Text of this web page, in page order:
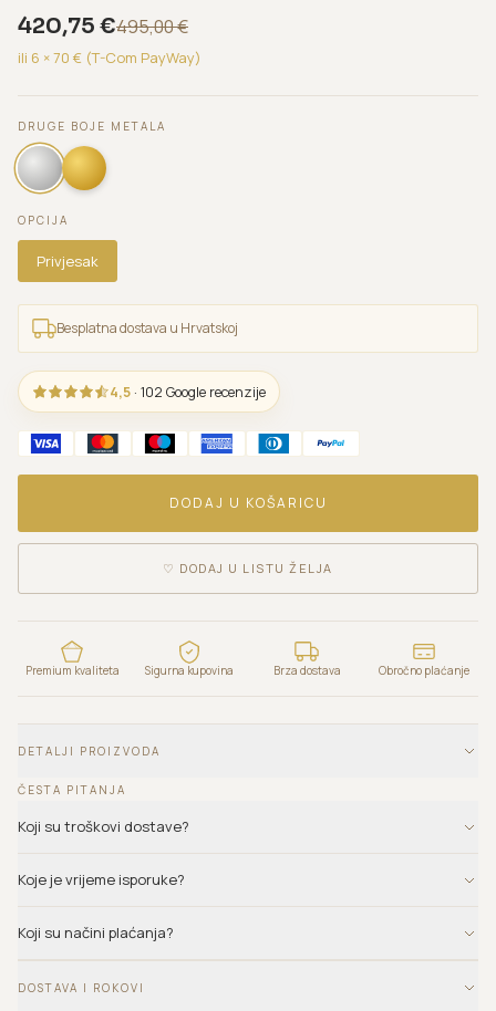
420,75 €495,00€
ili 6 ×70 € (T-Com PayWay)
DRUGE BOJE METALA
OPCIJA
Privjesak
Besplatna dostava u Hrvatskoj
4,5 · 102 Google recenzije
DODAJ U KOŠARICU
♡ DODAJ U LISTU ŽELJA
Premium kvaliteta Sigurna kupovina Brza dostava Obročno plaćanje
DETALJI PROIZVODA
ČESTA PITANJA
Koji su troškovi dostave?
Koje je vrijeme isporuke?
Koji su načini plaćanja?
DOSTAVA I ROKOVI